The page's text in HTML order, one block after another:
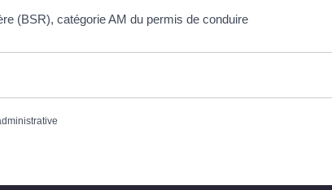
(BSR), catégorie AM du permis de conduire